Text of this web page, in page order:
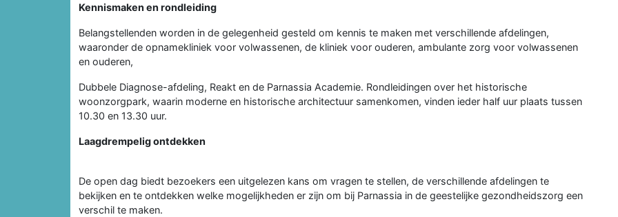
Kennismaken en rondleiding
Belangstellenden worden in de gelegenheid gesteld om kennis te maken met verschillende afdelingen,
waaronder de opnamekliniek voor volwassenen, de kliniek voor ouderen, ambulante zorg voor volwassenen
en ouderen,
Dubbele Diagnose-afdeling, Reakt en de Parnassia Academie. Rondleidingen over het historische
woonzorgpark, waarin moderne en historische architectuur samenkomen, vinden ieder half uur plaats tussen
10.30 en 13.30 uur.
Laagdrempelig ontdekken
De open dag biedt bezoekers een uitgelezen kans om vragen te stellen, de verschillende afdelingen te
bekijken en te ontdekken welke mogelijkheden er zijn om bij Parnassia in de geestelijke gezondheidszorg een
verschil te maken.